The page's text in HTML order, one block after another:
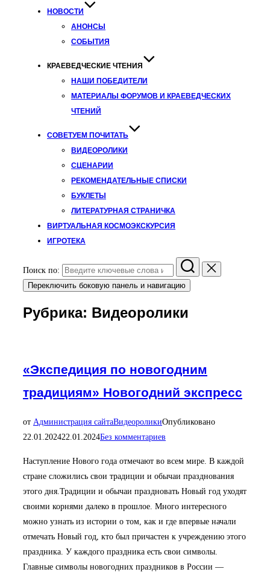
НОВОСТИ
АНОНСЫ
СОБЫТИЯ
КРАЕВЕДЧЕСКИЕ ЧТЕНИЯ
НАШИ ПОБЕДИТЕЛИ
МАТЕРИАЛЫ ФОРУМОВ И КРАЕВЕДЧЕСКИХ
ЧТЕНИЙ
СОВЕТУЕМ ПОЧИТАТЬ
ВИДЕОРОЛИКИ
СЦЕНАРИИ
РЕКОМЕНДАТЕЛЬНЫЕ СПИСКИ
БУКЛЕТЫ
ЛИТЕРАТУРНАЯ СТРАНИЧКА
ВИРТУАЛЬНАЯ КОСМОЭКСКУРСИЯ
ИГРОТЕКА
Поиск по:
Переключить боковую панель и навигацию
Рубрика: Видеоролики
«Экспедиция по новогодним
традициям» Новогодний экспресс
от Администрация сайтаВидеороликиОпубликовано
22.01.202422.01.2024Без комментариев
Наступление Нового года отмечают во всем мире. В каждой
стране сложились свои традиции и обычаи празднования
этого дня.Традиции и обычаи праздновать Новый год уходят
своими корнями далеко в прошлое. Много интересного
можно узнать из истории о том, как и где впервые начали
отмечать Новый год, кто был причастен к учреждению этого
праздника. У каждого праздника есть свои символы.
Главные символы новогодних праздников в России —